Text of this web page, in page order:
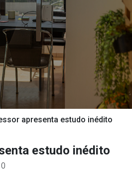
apresenta estudo inédito
estudo inédito